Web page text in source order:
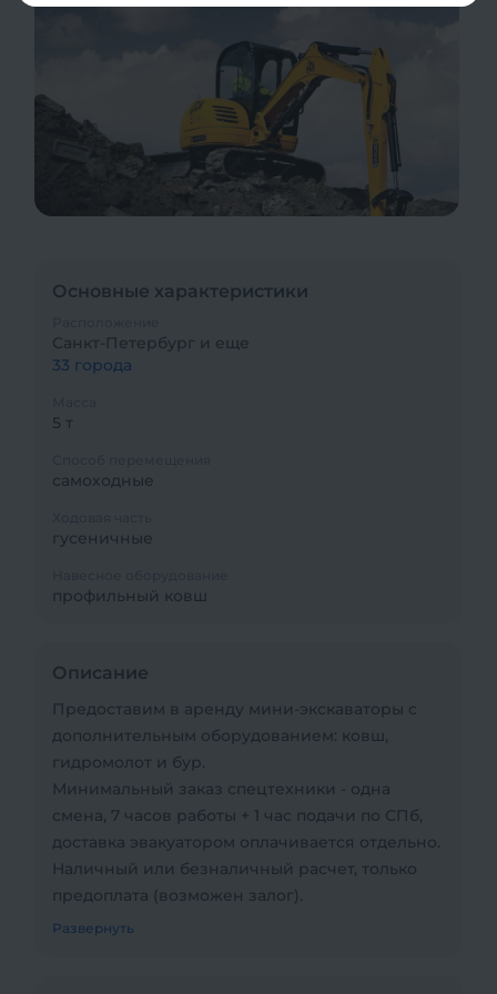
Основные характеристики
Санкт-Петербург и еще
33 города
5 т
самоходные
гусеничные
профильный ковш
Описание
Предоставим в аренду мини-экскаваторы с
дополнительным оборудованием: ковш,
гидромолот и бур.
Минимальный заказ спецтехники - одна
смена, 7 часов работы + 1 час подачи по СПб,
доставка эвакуатором оплачивается отдельно.
Наличный или безналичный расчет, только
предоплата (возможен залог).
Если сомневаетесь в нужной техники, то
Развернуть